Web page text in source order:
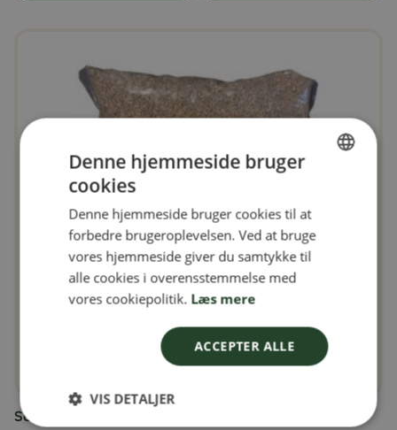
Solsikkekerner 10 kg
FINNISH
DANISH
NORWEGIAN
Denne hjemmeside bruger
cookies
Denne hjemmeside bruger cookies til at
forbedre brugeroplevelsen. Ved at bruge
vores hjemmeside giver du samtykke til
alle cookies i overensstemmelse med
vores cookiepolitik. Læs mere
ACCEPTER ALLE
VIS DETALJER